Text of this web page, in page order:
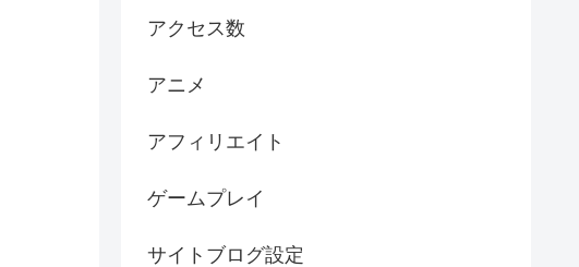
アクセス数
アニメ
アフィリエイト
ゲームプレイ
サイトブログ設定